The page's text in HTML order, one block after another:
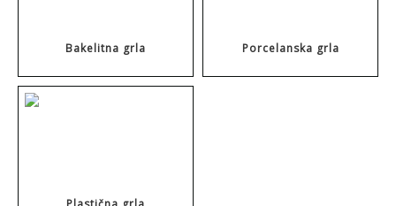
Bakelitna grla Porcelanska grla